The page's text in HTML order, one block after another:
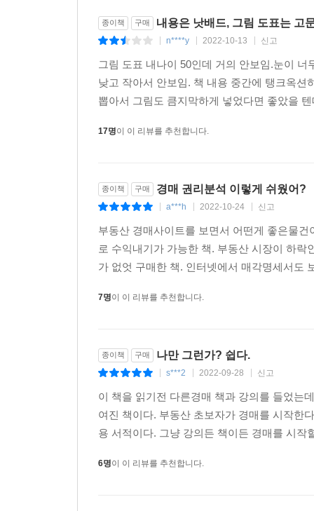
종이책 구매 내용은 낫배드, 그림 도표는 고
n****y 2022-10-13 신고
그림 도표 내나이 50인데 거의 안보임.눈이
낮고 작아서 안보임. 책 내용 중간에 탱크옥
뽑아서 그림도 큼지막하게 넣었다면 좋았을
17명이 이 리뷰를 추천합니다.
종이책 구매 경매 권리분석 이렇게 쉬웠어?
a***h 2022-10-24 신고
부동산 경매사이트를 보면서 어떤게 좋은물
로 수익내기가 가능한 책. 부동산 시장이 하
가 없엇 구매한 책. 인터넷에서 매각명세서도
7명이 이 리뷰를 추천합니다.
종이책 구매 나만 그런가? 쉽다.
s***2 2022-09-28 신고
이 책을 읽기전 다른경매 책과 강의를 들었는
여진 책이다. 부동산 초보자가 경매를 시작한
용 서적이다. 그냥 강의든 책이든 경매를 시
6명이 이 리뷰를 추천합니다.